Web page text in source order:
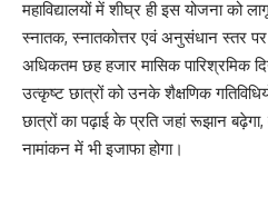
महाविद्यालयों में शीघ्र ही इस योजना को
स्नातक, स्नातकोत्तर एवं अनुसंधान स्तर
अधिकतम छह हजार मासिक पारिश्रमिक
उत्कृष्ट छात्रों को उनके शैक्षणिक
छात्रों का पढ़ाई के प्रति जहां रूझान
नामांकन में भी इजाफा होगा।